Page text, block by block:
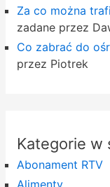
Za co można
zadane przez
Co zabrać do
przez Piotrek
Kategorie w
Abonament RTV
Alimenty